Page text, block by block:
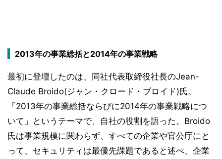
2013年の事業総括と2014年の事業戦略
最初に登壇したのは、同社代表取締役社長のJean-
Claude Broido(ジャン・クロード・ブロイド)氏。
「2013年の事業総括ならびに2014年の事業戦略につ
いて」というテーマで、自社の役割を語った。Broido
氏は事業規模に関わらず、すべての企業や官公庁にと
って、セキュリティは最優先課題であると述べ、企業